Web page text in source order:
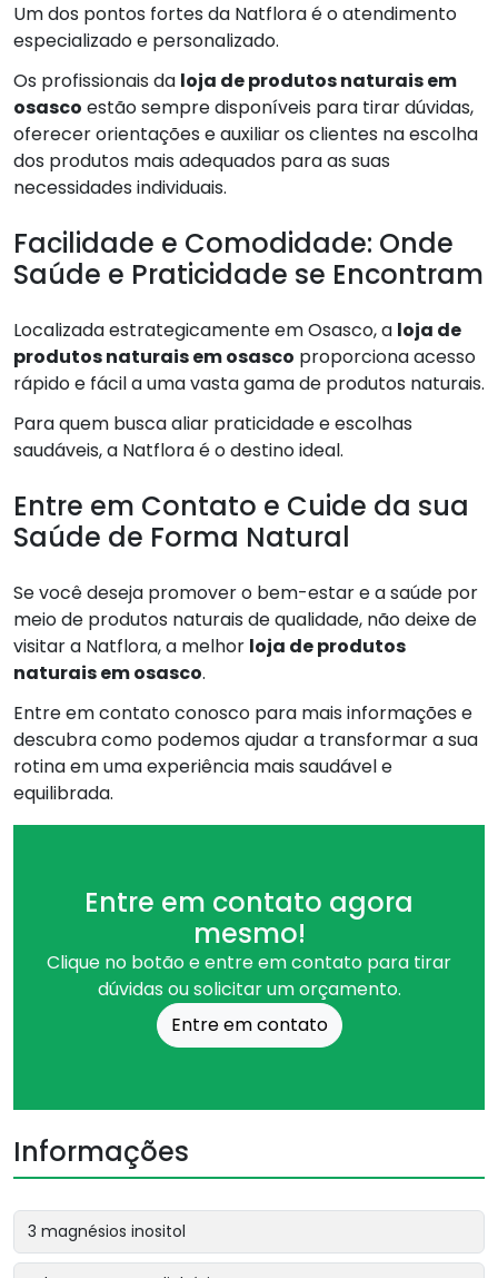
Um dos pontos fortes da Natflora é o atendimento
especializado e personalizado.
Os profissionais da loja de produtos naturais em
osasco estão sempre disponíveis para tirar dúvidas,
oferecer orientações e auxiliar os clientes na escolha
dos produtos mais adequados para as suas
necessidades individuais.
Facilidade e Comodidade: Onde
Saúde e Praticidade se Encontram
Localizada estrategicamente em Osasco, a loja de
produtos naturais em osasco proporciona acesso
rápido e fácil a uma vasta gama de produtos naturais.
Para quem busca aliar praticidade e escolhas
saudáveis, a Natflora é o destino ideal.
Entre em Contato e Cuide da sua
Saúde de Forma Natural
Se você deseja promover o bem-estar e a saúde por
meio de produtos naturais de qualidade, não deixe de
visitar a Natflora, a melhor loja de produtos
naturais em osasco.
Entre em contato conosco para mais informações e
descubra como podemos ajudar a transformar a sua
rotina em uma experiência mais saudável e
equilibrada.
Entre em contato agora
mesmo!
Clique no botão e entre em contato para tirar
dúvidas ou solicitar um orçamento.
Entre em contato
Informações
3 magnésios inositol